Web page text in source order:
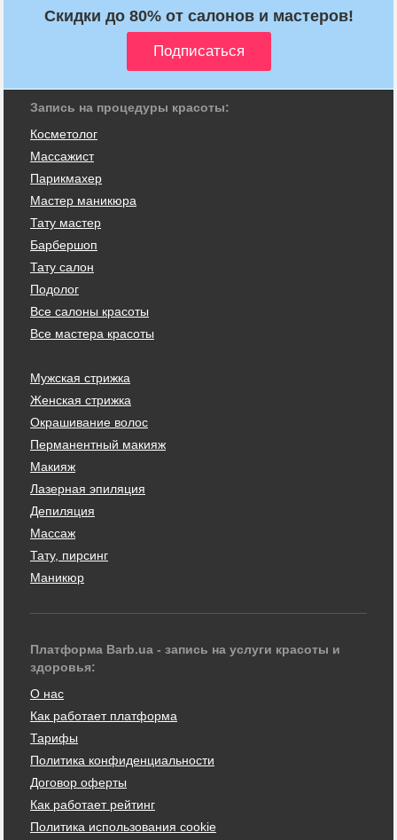
Скидки до 80% от салонов и мастеров!
Запись на процедуры красоты:
Косметолог
Массажист
Парикмахер
Мастер маникюра
Тату мастер
Барбершоп
Тату салон
Подолог
Все салоны красоты
Все мастера красоты
Мужская стрижка
Женская стрижка
Окрашивание волос
Перманентный макияж
Макияж
Лазерная эпиляция
Депиляция
Массаж
Тату, пирсинг
Маникюр
Платформа Barb.ua - запись на услуги красоты и
здоровья:
О нас
Как работает платформа
Тарифы
Политика конфиденциальности
Договор оферты
Как работает рейтинг
Политика использования cookie